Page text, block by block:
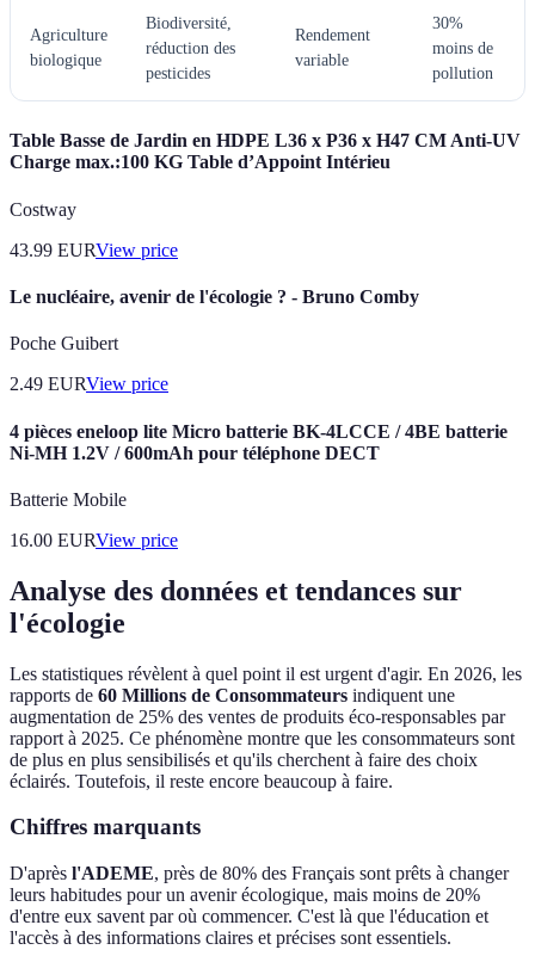
Agriculture
biologique
Biodiversité,
réduction des
pesticides
Rendement
variable
30%
moins de
pollution
Table Basse de Jardin en HDPE L36 x P36 x H47 CM Anti-UV
Charge max.:100 KG Table d’Appoint Intérieu
Costway
43.99 EURView price
Le nucléaire, avenir de l'écologie ? - Bruno Comby
Poche Guibert
2.49 EURView price
4 pièces eneloop lite Micro batterie BK-4LCCE / 4BE batterie
Ni-MH 1.2V / 600mAh pour téléphone DECT
Batterie Mobile
16.00 EURView price
Analyse des données et tendances sur
l'écologie
Les statistiques révèlent à quel point il est urgent d'agir. En 2026, les
rapports de 60 Millions de Consommateurs indiquent une
augmentation de 25% des ventes de produits éco-responsables par
rapport à 2025. Ce phénomène montre que les consommateurs sont
de plus en plus sensibilisés et qu'ils cherchent à faire des choix
éclairés. Toutefois, il reste encore beaucoup à faire.
Chiffres marquants
D'après l'ADEME, près de 80% des Français sont prêts à changer
leurs habitudes pour un avenir écologique, mais moins de 20%
d'entre eux savent par où commencer. C'est là que l'éducation et
l'accès à des informations claires et précises sont essentiels.